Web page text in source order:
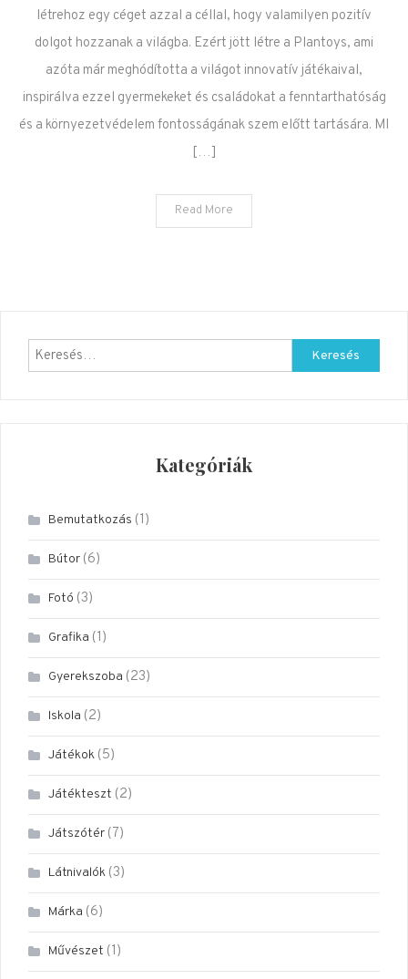
létrehoz egy céget azzal a céllal, hogy valamilyen pozitív
dolgot hozzanak a világba. Ezért jött létre a Plantoys, ami
azóta már meghódította a világot innovatív játékaival,
inspirálva ezzel gyermekeket és családokat a fenntarthatóság
és a környezetvédelem fontosságának szem előtt tartására. MI
[…]
Read More
Keresés:
Kategóriák
Bemutatkozás (1)
Bútor (6)
Fotó (3)
Grafika (1)
Gyerekszoba (23)
Iskola (2)
Játékok (5)
Játékteszt (2)
Játszótér (7)
Látnivalók (3)
Márka (6)
Művészet (1)